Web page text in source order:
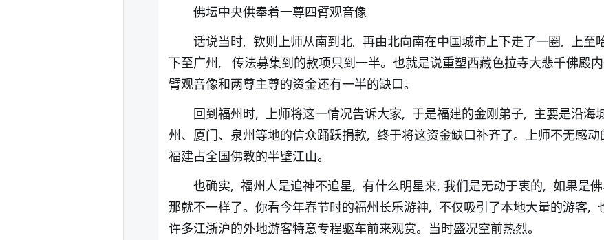
佛坛中央供奉着一尊四臂观音像
话说当时, 钦则上师从南到北, 再由北向南在中国城市上下走了一圈, 上至
下至广州, 传法募集到的款项只到一半。也就是说重塑西藏色拉寺大悲千佛殿
臂观音像和两尊主尊的资金还有一半的缺口。
回到福州时, 上师将这一情况告诉大家, 于是福建的金刚弟子, 主要是沿海
州、厦门、泉州等地的信众踊跃捐款, 终于将这资金缺口补齐了。上师不无感动
福建占全国佛教的半壁江山。
也确实, 福州人是追神不追星, 有什么明星来, 我们是无动于衷的, 如果是
那就不一样了。你看今年春节时的福州长乐游神, 不仅吸引了本地大量的游客,
许多江浙沪的外地游客特意专程驱车前来观赏。当时盛况空前热烈。